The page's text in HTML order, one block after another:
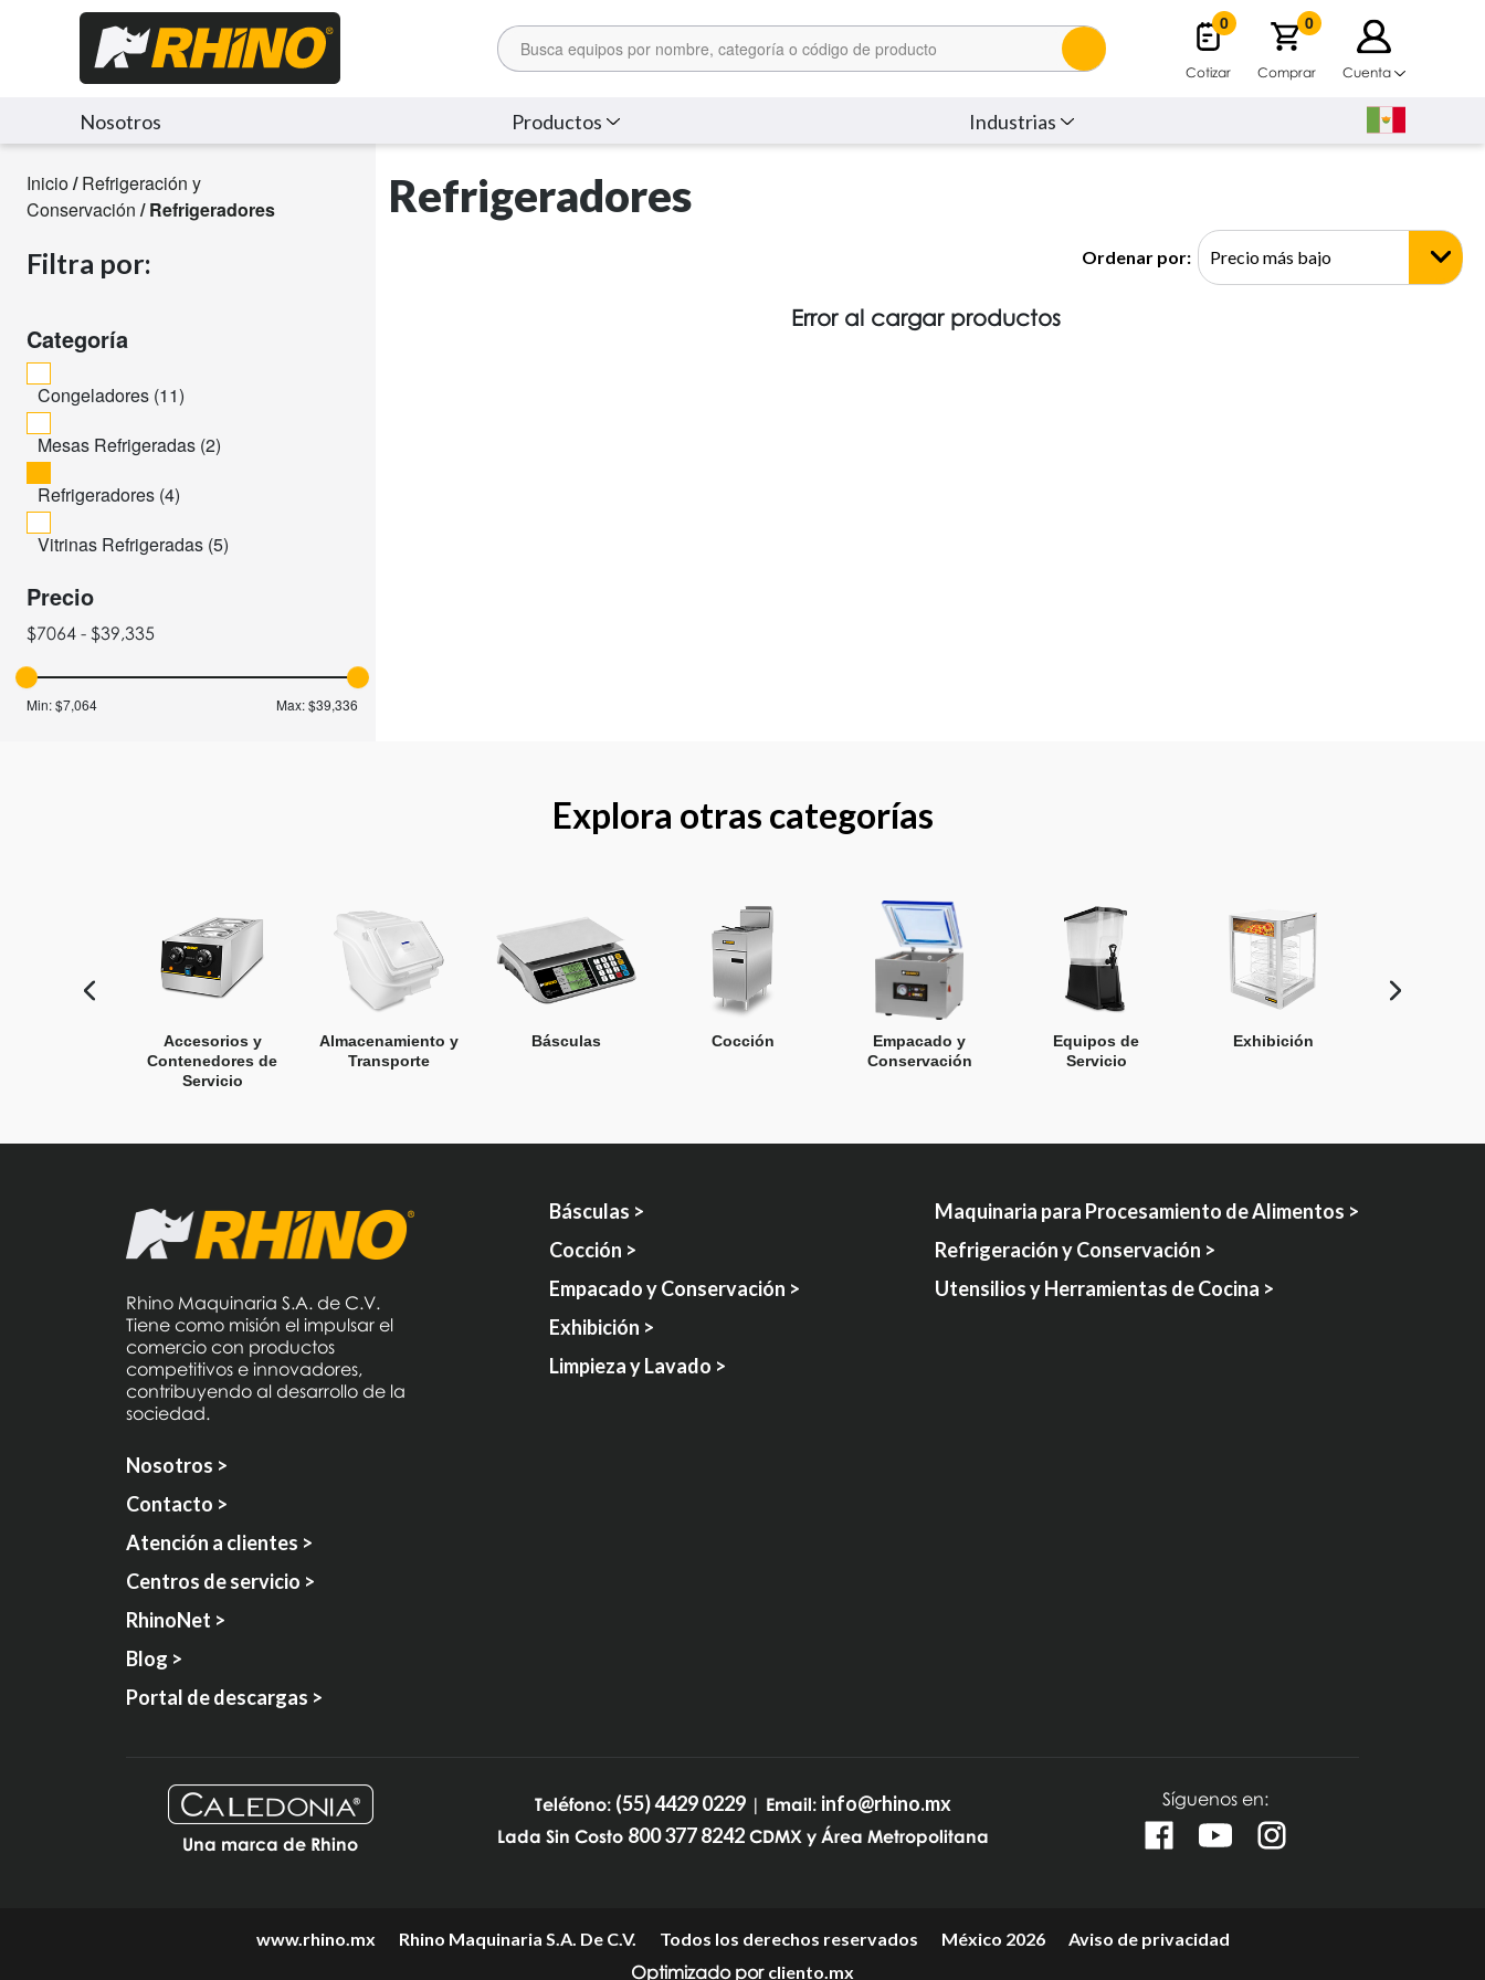
0
Cotizar
0
Comprar Cuenta
Nosotros Productos Industrias
Inicio/Refrigeración y
Conservación / Refrigeradores
Filtra por:
Categoría
Congeladores (11)
Mesas Refrigeradas (2)
Refrigeradores (4)
Vitrinas Refrigeradas (5)
Precio
$7064 - $39,335
Min:$7,064 Max:$39,336
Refrigeradores
Ordenar por:
Error al cargar productos
Explora otras categorías
Accesorios y
Contenedores de
Servicio
Almacenamiento y
Transporte
Básculas Cocción
Empacado y
Conservación
Equipos de
Servicio
Exhibición
Rhino Maquinaria S.A. de C.V.
Tiene como misión el impulsar el
comercio con productos
competitivos e innovadores,
contribuyendo al desarrollo de la
sociedad.
Básculas >
Cocción >
Empacado y Conservación >
Exhibición >
Limpieza y Lavado >
Maquinaria para Procesamiento de Alimentos >
Refrigeración y Conservación >
Utensilios y Herramientas de Cocina >
Nosotros >
Contacto >
Atención a clientes >
Centros de servicio >
RhinoNet >
Blog >
Portal de descargas >
Una marca de Rhino
Teléfono: (55) 4429 0229| Email: info@rhino.mx
Lada Sin Costo 800 377 8242CDMX y Área Metropolitana
Síguenos en:
www.rhino.mx Rhino Maquinaria S.A. De C.V. Todos los derechos reservados México 2026 Aviso de privacidad
Optimizado por cliento.mx